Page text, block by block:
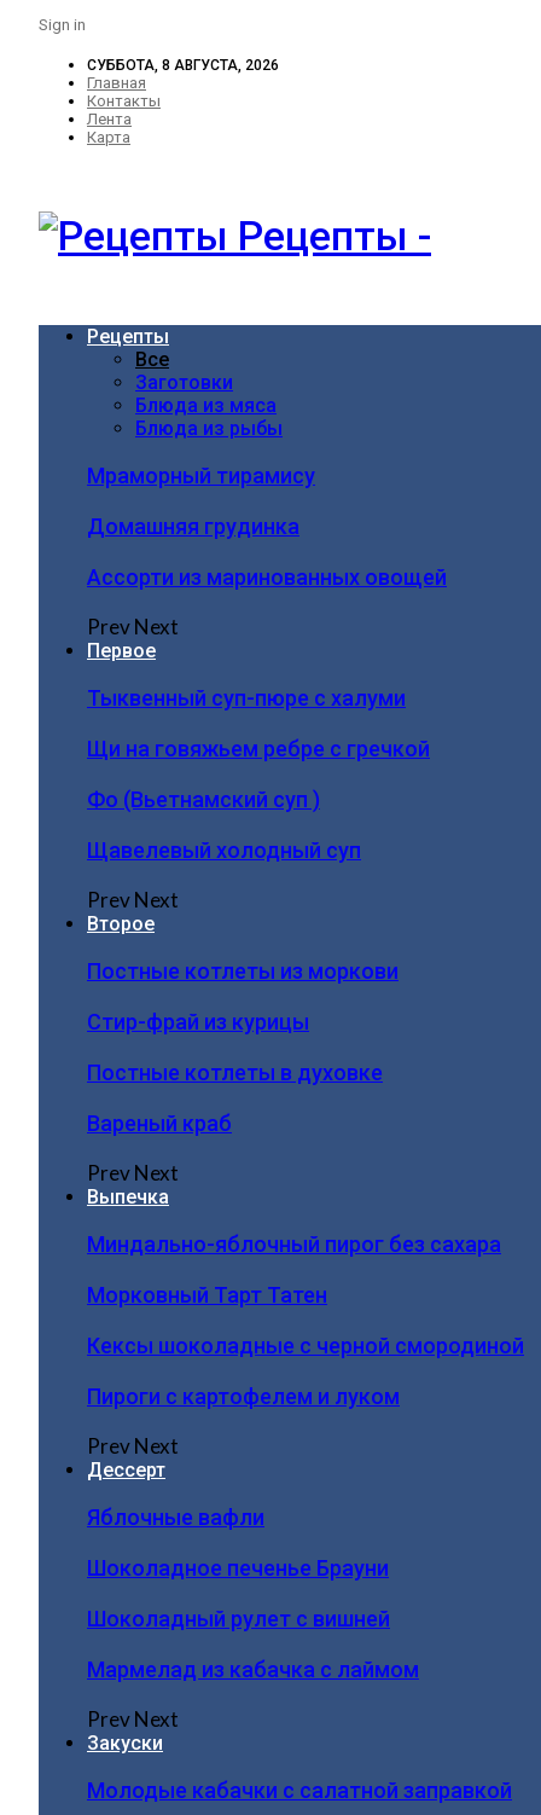
Sign in
СУББОТА, 8 АВГУСТА, 2026
Главная
Контакты
Лента
Карта
Рецепты -
Рецепты
Все
Заготовки
Блюда из мяса
Блюда из рыбы
Мраморный тирамису
Домашняя грудинка
Ассорти из маринованных овощей
PrevNext
Первое
Тыквенный суп-пюре с халуми
Щи на говяжьем ребре с гречкой
Фо (Вьетнамский суп )
Щавелевый холодный суп
PrevNext
Второе
Постные котлеты из моркови
Стир-фрай из курицы
Постные котлеты в духовке
Вареный краб
PrevNext
Выпечка
Миндально-яблочный пирог без сахара
Морковный Тарт Татен
Кексы шоколадные с черной смородиной
Пироги c картофелем и луком
PrevNext
Дессерт
Яблочные вафли
Шоколадное печенье Брауни
Шоколадный рулет с вишней
Мармелад из кабачка с лаймом
PrevNext
Закуски
Молодые кабачки с салатной заправкой